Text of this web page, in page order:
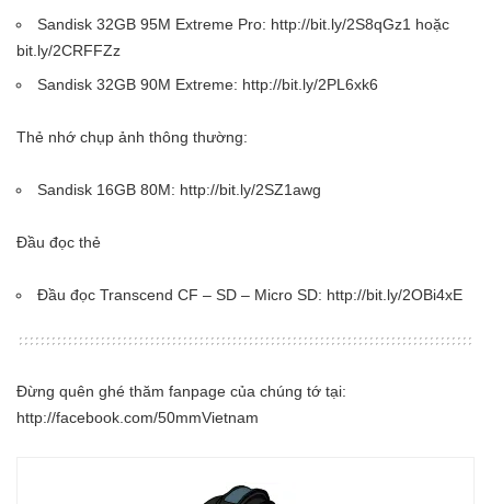
Sandisk 32GB 95M Extreme Pro: http://bit.ly/2S8qGz1 hoặc
bit.ly/2CRFFZz
Sandisk 32GB 90M Extreme: http://bit.ly/2PL6xk6
Thẻ nhớ chụp ảnh thông thường:
Sandisk 16GB 80M: http://bit.ly/2SZ1awg
Đầu đọc thẻ
Đầu đọc Transcend CF – SD – Micro SD: http://bit.ly/2OBi4xE
Đừng quên ghé thăm fanpage của chúng tớ tại:
http://facebook.com/50mmVietnam